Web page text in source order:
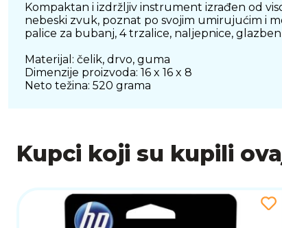
Kompaktan i izdržljiv instrument izrađen od
nebeski zvuk, poznat po svojim umirujućim i
palice za bubanj, 4 trzalice, naljepnice,
Materijal: čelik, drvo, guma
Dimenzije proizvoda: 16 x 16 x 8
Neto težina: 520 grama
Kupci koji su kupili